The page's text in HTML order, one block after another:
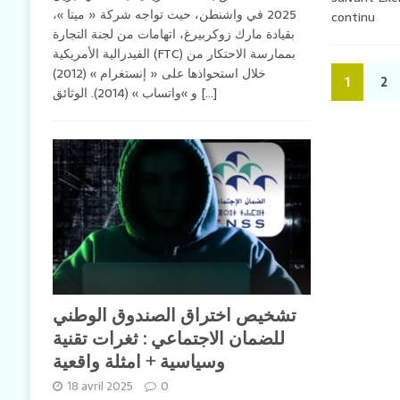
continu
1 2
2025 في واشنطن، حيث تواجه شركة « ميتا »،
بقيادة مارك زوكربيرغ، اتهامات من لجنة التجارة
الفيدرالية الأمريكية (FTC) بممارسة الاحتكار من
خلال استحواذها على « إنستغرام » (2012)
[...]
تشخيص اختراق الصندوق الوطني
للضمان الاجتماعي : ثغرات تقنية
وسياسية + امثلة واقعية
18 avril 2025 0